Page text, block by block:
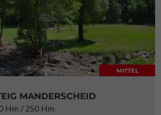
MITTEL
MANDERSCHEID
Hm / 250 Hm